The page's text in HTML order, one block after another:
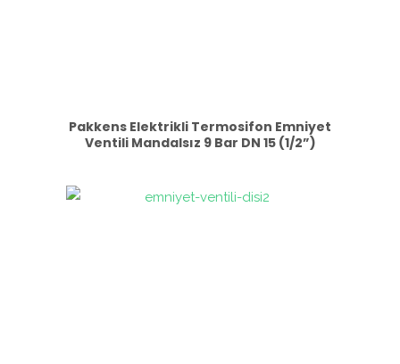
Pakkens Elektrikli Termosifon Emniyet
Ventili Mandalsız 9 Bar DN 15 (1/2”)